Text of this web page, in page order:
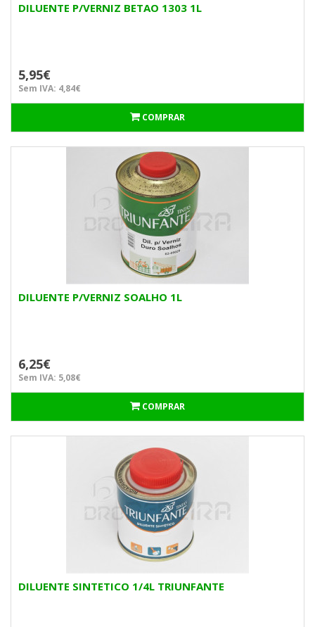
DILUENTE P/VERNIZ BETAO 1303 1L
5,95€
Sem IVA: 4,84€
COMPRAR
DILUENTE P/VERNIZ SOALHO 1L
6,25€
Sem IVA: 5,08€
COMPRAR
DILUENTE SINTETICO 1/4L TRIUNFANTE